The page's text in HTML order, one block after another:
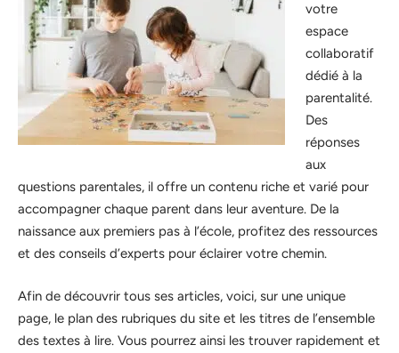
votre
espace
collaboratif
dédié à la
parentalité.
Des
réponses
aux
questions parentales, il offre un contenu riche et varié pour
accompagner chaque parent dans leur aventure. De la
naissance aux premiers pas à l’école, profitez des ressources
et des conseils d’experts pour éclairer votre chemin.
Afin de découvrir tous ses articles, voici, sur une unique
page, le plan des rubriques du site et les titres de l’ensemble
des textes à lire. Vous pourrez ainsi les trouver rapidement et